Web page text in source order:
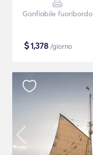
Gonfiabile fuoribordo
$1,378 /giorno